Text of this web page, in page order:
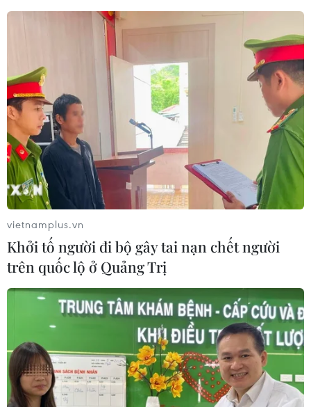
TIN CÙNG CHUYÊN MỤC
Bão Dolphin hướng vào miền Đông
Trung Quốc, cảnh báo mưa lớn trên
diện rộng
vietnamplus.vn
Khởi tố người đi bộ gây tai nạn chết người
trên quốc lộ ở Quảng Trị